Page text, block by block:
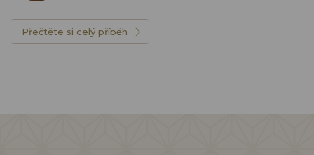
Přečtěte si celý příběh